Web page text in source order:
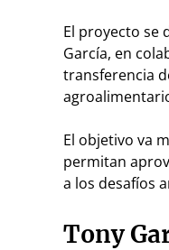
El proyecto se
García, en
transferencia
El objetivo va
permitan
a los desafíos
Tony